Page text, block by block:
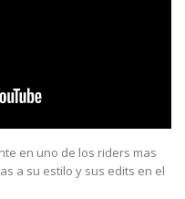
en uno de los riders mas
a su estilo y sus edits en el